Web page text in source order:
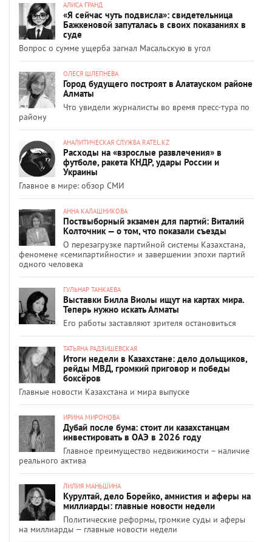
АЛИСА ГРАНД
«Я сейчас чуть подвисла»: свидетельница
Бажкеновой запуталась в своих показаниях в
суде
Вопрос о сумме ущерба загнал Масальскую в угол
ОЛЕСЯ ШЛЕПНЕВА
Город будущего построят в Алатауском районе
Алматы
Что увидели журналисты во время пресс-тура по
району
АНАЛИТИЧЕСКАЯ СЛУЖБА RATEL.KZ
Расходы на «взрослые развлечения» в
футболе, ракета КНДР, удары России и
Украины
Главное в мире: обзор СМИ
АННА КАЛАШНИКОВА
Поствыборный экзамен для партий: Виталий
Колточник — о том, что показали съезды
О перезагрузке партийной системы Казахстана,
феномене «семипартийности» и завершении эпохи партий
одного человека
ГУЛЬНАР ТАНКАЕВА
Выставки Билла Виолы ищут на картах мира.
Теперь нужно искать Алматы
Его работы заставляют зрителя остановиться
ТАТЬЯНА РАДЗИШЕВСКАЯ
Итоги недели в Казахстане: дело дольщиков,
рейды МВД, громкий приговор и победы
боксёров
Главные новости Казахстана и мира выпуске
ИРИНА МИРОНОВА
Дубай после бума: стоит ли казахстанцам
инвестировать в ОАЭ в 2026 году
Главное преимущество недвижимости – наличие
реального актива
ЛИЛИЯ МАНЬШИНА
Курултай, дело Борейко, амнистия и аферы на
миллиарды: главные новости недели
Политические реформы, громкие суды и аферы
на миллиарды — главные новости недели